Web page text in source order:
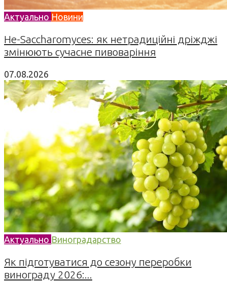
Актуально Новини
Не-Saccharomyces: як нетрадиційні дріжджі
змінюють сучасне пивоваріння
07.08.2026
Актуально Виноградарство
Як підготуватися до сезону переробки
винограду 2026:...